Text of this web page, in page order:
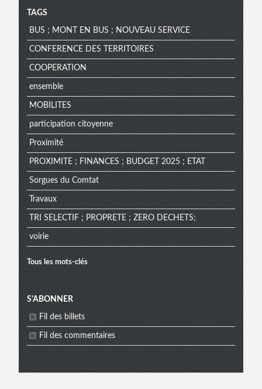
TAGS
BUS ; MONT EN BUS ; NOUVEAU SERVICE
CONFERENCE DES TERRITOIRES
COOPERATION
ensemble
MOBILITES
participation citoyenne
Proximité
PROXIMITE ; FINANCES ; BUDGET 2025 ; ETAT
Sorgues du Comtat
Travaux
TRI SELECTIF ; PROPRETE ; ZERO DECHETS;
voirie
Tous les mots-clés
Menu
extra
S'ABONNER
Fil des billets
Fil des commentaires